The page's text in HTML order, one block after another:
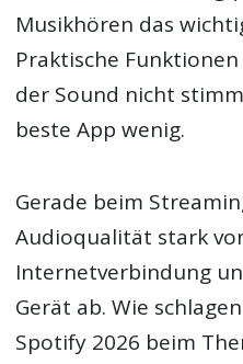
Musikhören das
Praktische
der Sound nicht
beste App wenig.
Gerade beim
Audioqualität stark
Internetverbindung
Gerät ab. Wie
Spotify 2026 beim